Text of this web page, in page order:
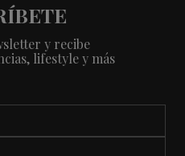
y recibe
lifestyle y más